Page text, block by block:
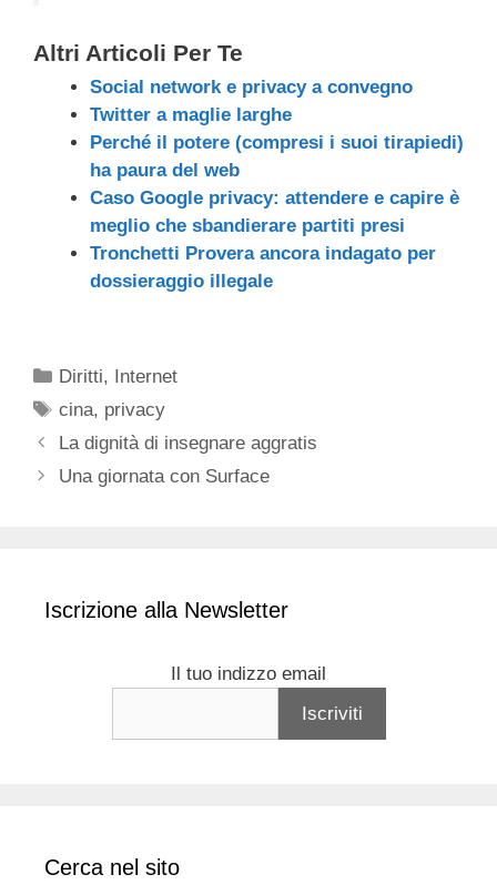
Altri Articoli Per Te
Social network e privacy a convegno
Twitter a maglie larghe
Perché il potere (compresi i suoi tirapiedi)
ha paura del web
Caso Google privacy: attendere e capire è
meglio che sbandierare partiti presi
Tronchetti Provera ancora indagato per
dossieraggio illegale
Categorie
Diritti,
Internet
Tag
cina, privacy
La dignità di insegnare aggratis
Una giornata con Surface
Iscrizione alla Newsletter
Il tuo indizzo email
Cerca nel sito